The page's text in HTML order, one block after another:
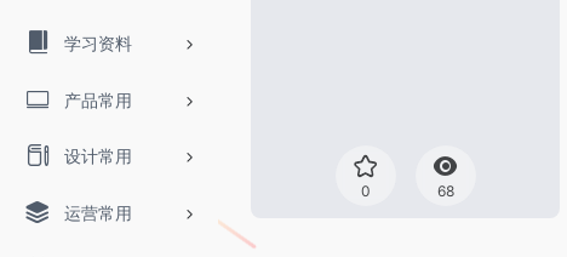
学习资料
产品常用
设计常用
运营常用
0 68